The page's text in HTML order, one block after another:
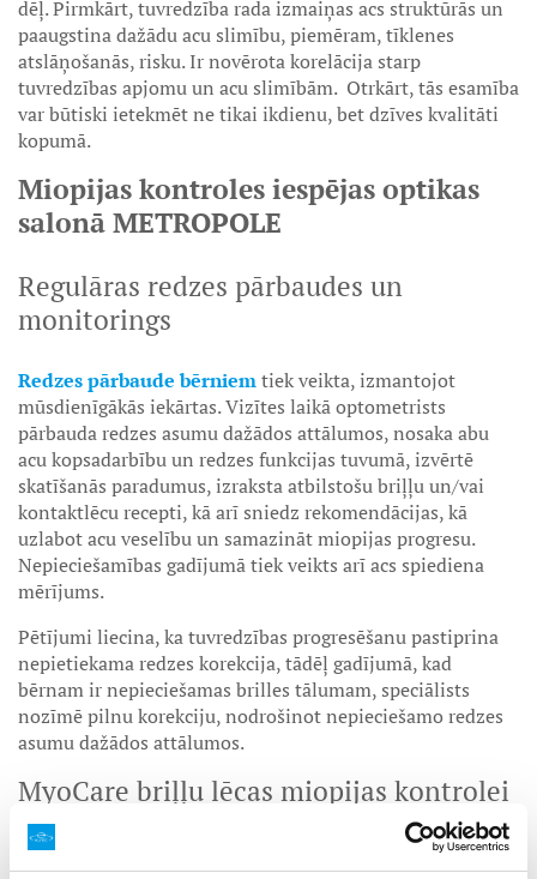
dēļ. Pirmkārt, tuvredzība rada izmaiņas acs struktūrās un
paaugstina dažādu acu slimību, piemēram, tīklenes
atslāņošanās, risku. Ir novērota korelācija starp
tuvredzības apjomu un acu slimībām. Otrkārt, tās esamība
var būtiski ietekmēt ne tikai ikdienu, bet dzīves kvalitāti
kopumā.
Miopijas kontroles iespējas optikas
salonā METROPOLE
Regulāras redzes pārbaudes un
monitorings
Redzes pārbaude bērniemtiek veikta, izmantojot
mūsdienīgākās iekārtas. Vizītes laikā optometrists
pārbauda redzes asumu dažādos attālumos, nosaka abu
acu kopsadarbību un redzes funkcijas tuvumā, izvērtē
skatīšanās paradumus, izraksta atbilstošu briļļu un/vai
kontaktlēcu recepti, kā arī sniedz rekomendācijas, kā
uzlabot acu veselību un samazināt miopijas progresu.
Nepieciešamības gadījumā tiek veikts arī acs spiediena
mērījums.
Pētījumi liecina, ka tuvredzības progresēšanu pastiprina
nepietiekama redzes korekcija, tādēļ gadījumā, kad
bērnam ir nepieciešamas brilles tālumam, speciālists
nozīmē pilnu korekciju, nodrošinot nepieciešamo redzes
asumu dažādos attālumos.
MyoCare briļļu lēcas miopijas kontrolei
MyoCare brilles bērnam ir inovatīvs risinājums, kas